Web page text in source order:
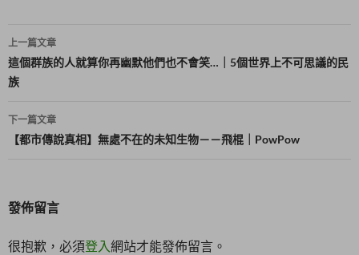
文
章
導
覽
上一篇文章
這個群族的人就算你再幽默他們也不會笑…｜5個世界上不可思議的民
族
下一篇文章
【都市傳說真相】無處不在的未知生物－－飛棍｜PowPow
發佈留言
很抱歉，必須登入網站才能發佈留言。